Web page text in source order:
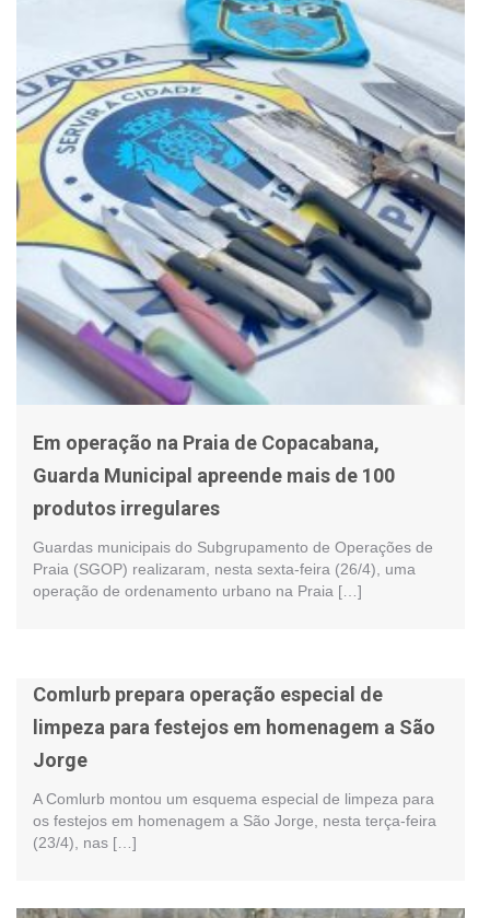
Em operação na Praia de Copacabana,
Guarda Municipal apreende mais de 100
produtos irregulares
Guardas municipais do Subgrupamento de Operações de
Praia (SGOP) realizaram, nesta sexta-feira (26/4), uma
operação de ordenamento urbano na Praia […]
Comlurb prepara operação especial de
limpeza para festejos em homenagem a São
Jorge
A Comlurb montou um esquema especial de limpeza para
os festejos em homenagem a São Jorge, nesta terça-feira
(23/4), nas […]